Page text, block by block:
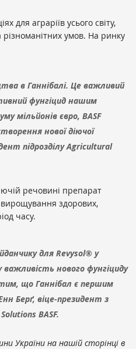
для аграріїв усього світу,
умов. На ринку
в Ганнібалі. Це важливий
фунгіцид нашим
мільйонів євро, BASF
нової діючої
підрозділу Agricultural
речовині препарат
вирощування здорових,
часу.
для Revysol® у
нового фунгіциду
що Ганнібал є першим
Берґ, віце-президент з
BASF.
України на нашій сторінці в